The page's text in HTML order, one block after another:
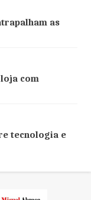
as
com
tecnologia e